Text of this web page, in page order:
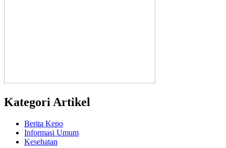
Kategori Artikel
Berita Kepo
Informasi Umum
Kesehatan